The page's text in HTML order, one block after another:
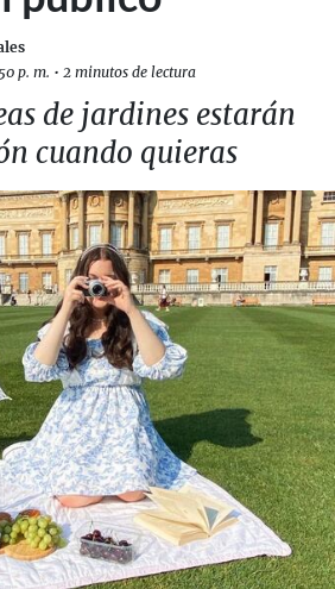
p. m. • 2 minutos de lectura
de jardines estarán
cuando quieras